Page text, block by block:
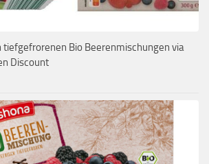
tiefgefrorenen Bio Beerenmischungen via
Discount